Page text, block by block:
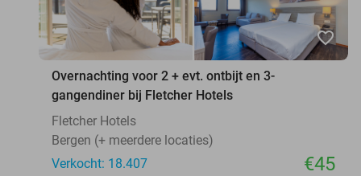
favorite_border
Overnachting voor 2 + evt. ontbijt en 3-
gangendiner bij Fletcher Hotels
Fletcher Hotels
Bergen (+ meerdere locaties)
Verkocht: 18.407
€45